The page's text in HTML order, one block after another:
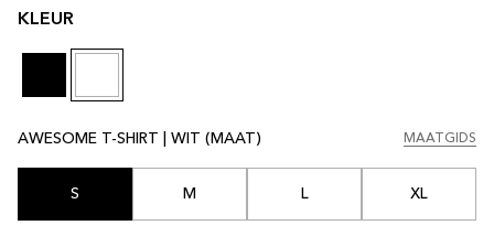
KLEUR
AWESOME T-SHIRT | WIT (MAAT)
MAATGIDS
S M L XL